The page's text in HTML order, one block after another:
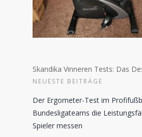
Skandika Vinneren Tests: Das
NEUESTE BEITRÄGE
Der Ergometer-Test im
Bundesligateams die
Spieler messen